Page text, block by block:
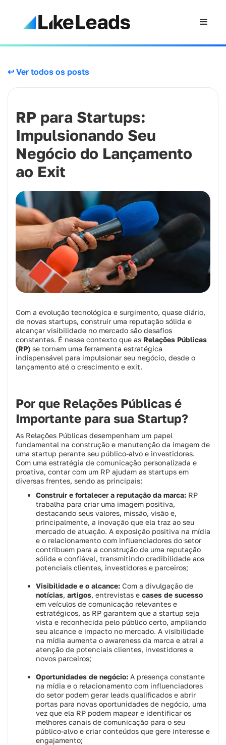
↩ Ver todos os posts
RP para Startups:
Impulsionando Seu
Negócio do Lançamento
ao Exit
Com a evolução tecnológica e surgimento, quase diário,
de novas startups, construir uma reputação sólida e
alcançar visibilidade no mercado são desafios
constantes. É nesse contexto que as Relações Públicas
(RP) se tornam uma ferramenta estratégica
indispensável para impulsionar seu negócio, desde o
lançamento até o crescimento e exit.
Por que Relações Públicas é
Importante para sua Startup?
As Relações Públicas desempenham um papel
fundamental na construção e manutenção da imagem de
uma startup perante seu público-alvo e investidores.
Com uma estratégia de comunicação personalizada e
proativa, contar com um RP ajudam as startups em
diversas frentes, sendo as principais:
Construir e fortalecer a reputação da marca: RP
trabalha para criar uma imagem positiva,
destacando seus valores, missão, visão e,
principalmente, a inovação que ela traz ao seu
mercado de atuação. A exposição positiva na mídia
e o relacionamento com influenciadores do setor
contribuem para a construção de uma reputação
sólida e confiável, transmitindo credibilidade aos
potenciais clientes, investidores e parceiros;
Visibilidade e o alcance: Com a divulgação de
notícias, artigos, entrevistas e cases de sucesso
em veículos de comunicação relevantes e
estratégicos, as RP garantem que a startup seja
vista e reconhecida pelo público certo, ampliando
seu alcance e impacto no mercado. A visibilidade
na mídia aumenta o awareness da marca e atrai a
atenção de potenciais clientes, investidores e
novos parceiros;
Oportunidades de negócio: A presença constante
na mídia e o relacionamento com influenciadores
do setor podem gerar leads qualificados e abrir
portas para novas oportunidades de negócio, uma
vez que ela RP podem mapear e identificar os
melhores canais de comunicação para o seu
público-alvo e criar conteúdos que gere interesse e
engajamento;